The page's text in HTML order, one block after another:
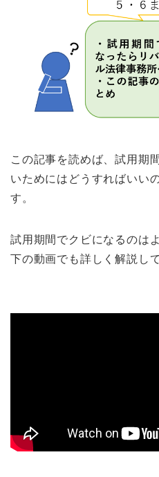
この記事を読めば、試用期
いためにはどうすればいい
す。
試用期間でクビになるのは
下の動画でも詳しく解説し